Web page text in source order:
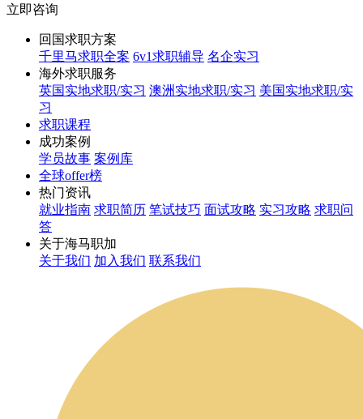
立即咨询
回国求职方案
千里马求职全案 6v1求职辅导 名企实习
海外求职服务
英国实地求职/实习 澳洲实地求职/实习 美国实地求职/实
习
求职课程
成功案例
学员故事 案例库
全球offer榜
热门资讯
就业指南 求职简历 笔试技巧 面试攻略 实习攻略 求职问
答
关于海马职加
关于我们 加入我们 联系我们